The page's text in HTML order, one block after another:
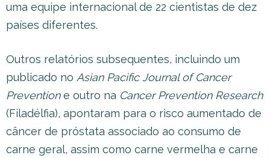
uma equipe internacional de 22 cientistas de dez
países diferentes.
Outros relatórios subsequentes, incluindo um
publicado no Asian Pacific Journal of Cancer
Preventione outro na Cancer Prevention Research
(Filadélfia), apontaram para o risco aumentado de
câncer de próstata associado ao consumo de
carne geral, assim como carne vermelha e carne